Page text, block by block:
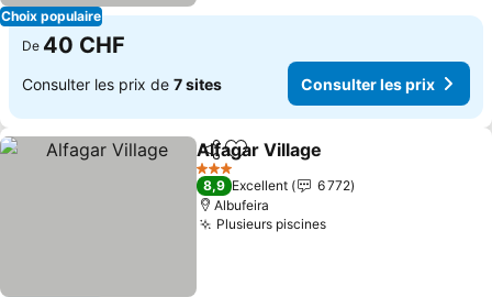
Choix populaire
De 40 CHF
Consulter les prix de 7 sites Consulter les prix
PartagerAjouter à mes favoris
Alfagar Village
3 Étoiles
8,9 Excellent
6 772
Albufeira
Plusieurs piscinesConsulter les prix